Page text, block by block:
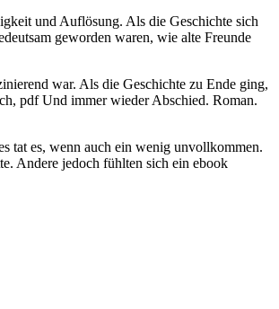
und Auflösung. Als die Geschichte sich
geworden waren, wie alte Freunde
war. Als die Geschichte zu Ende ging,
pdf Und immer wieder Abschied. Roman.
tat es, wenn auch ein wenig unvollkommen.
Andere jedoch fühlten sich ein ebook